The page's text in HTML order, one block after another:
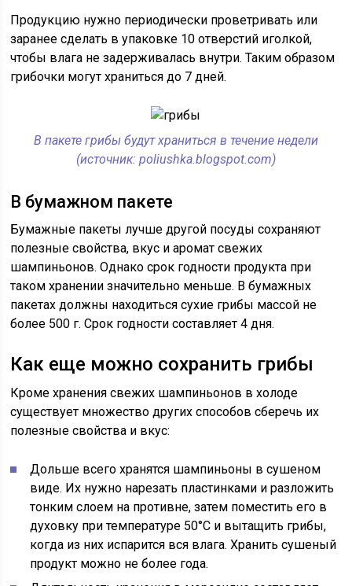
Продукцию нужно периодически проветривать или
заранее сделать в упаковке 10 отверстий иголкой,
чтобы влага не задерживалась внутри. Таким образом
грибочки могут храниться до 7 дней.
В пакете грибы будут храниться в течение недели
(источник: poliushka.blogspot.com)
В бумажном пакете
Бумажные пакеты лучше другой посуды сохраняют
полезные свойства, вкус и аромат свежих
шампиньонов. Однако срок годности продукта при
таком хранении значительно меньше. В бумажных
пакетах должны находиться сухие грибы массой не
более 500 г. Срок годности составляет 4 дня.
Как еще можно сохранить грибы
Кроме хранения свежих шампиньонов в холоде
существует множество других способов сберечь их
полезные свойства и вкус:
Дольше всего хранятся шампиньоны в сушеном
виде. Их нужно нарезать пластинками и разложить
тонким слоем на противне, затем поместить его в
духовку при температуре 50°C и вытащить грибы,
когда из них испарится вся влага. Хранить сушеный
продукт можно не более года.